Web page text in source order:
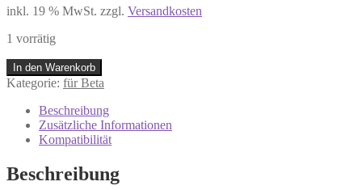
inkl. 19 % MwSt. zzgl. Versandkosten
1 vorrätig
255-
675
LED
Rücklicht
weiß
Beta
Modelle
In den Warenkorb
Kategorie: für Beta
Beschreibung
Zusätzliche Informationen
Kompatibilität
Beschreibung